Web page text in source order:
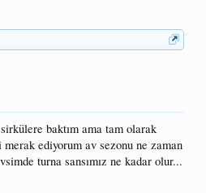
baktım ama tam olarak
ediyorum av sezonu ne zaman
turna sansımız ne kadar olur...